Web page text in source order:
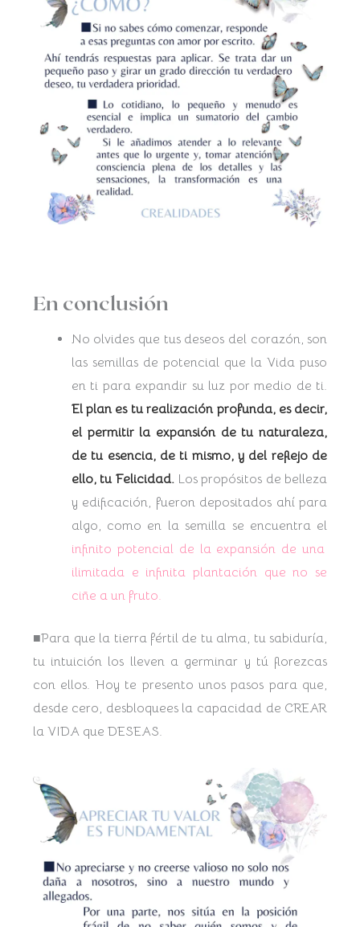
En conclusión
No olvides que tus deseos del corazón, son
las semillas de potencial que la Vida puso
en ti para expandir su luz por medio de ti.
El plan es tu realización profunda, es decir,
el permitir la expansión de tu naturaleza,
de tu esencia, de ti mismo, y del reflejo de
ello, tu Felicidad.Los propósitos de belleza
y edificación, fueron depositados ahí para
algo, como en la semilla se encuentra el
infinito potencial de la expansión de una
ilimitada e infinita plantación que no se
ciñe a un fruto.
■Para que la tierra fértil de tu alma, tu sabiduría,
tu intuición los lleven a germinar y tú florezcas
con ellos. Hoy te presento unos pasos para que,
desde cero, desbloquees la capacidad de CREAR
la VIDA que DESEAS.